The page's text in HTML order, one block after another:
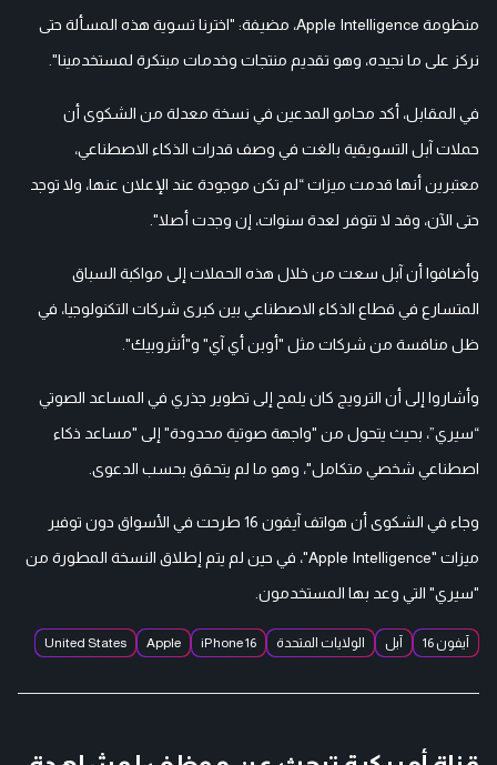
منظومة Apple Intelligence، مضيفة: "اخترنا تسوية هذه المسألة حتى
نركز على ما نجيده، وهو تقديم منتجات وخدمات مبتكرة لمستخدمينا".
في المقابل، أكد محامو المدعين في نسخة معدلة من الشكوى أن
حملات آبل التسويقية بالغت في وصف قدرات الذكاء الاصطناعي،
معتبرين أنها قدمت ميزات “لم تكن موجودة عند الإعلان عنها، ولا توجد
حتى الآن، وقد لا تتوفر لعدة سنوات، إن وجدت أصلا".
وأضافوا أن آبل سعت من خلال هذه الحملات إلى مواكبة السباق
المتسارع في قطاع الذكاء الاصطناعي بين كبرى شركات التكنولوجيا، في
ظل منافسة من شركات مثل "أوبن أي آي" و"أنثروبيك".
وأشاروا إلى أن الترويج كان يلمح إلى تطوير جذري في المساعد الصوتي
“سيري”، بحيث يتحول من "واجهة صوتية محدودة" إلى "مساعد ذكاء
اصطناعي شخصي متكامل"، وهو ما لم يتحقق بحسب الدعوى.
وجاء في الشكوى أن هواتف آيفون 16 طرحت في الأسواق دون توفير
ميزات "Apple Intelligence"، في حين لم يتم إطلاق النسخة المطورة من
"سيري" التي وعد بها المستخدمون.
آيفون 16 آبل الولايات المتحدة iPhone 16
Apple
United States